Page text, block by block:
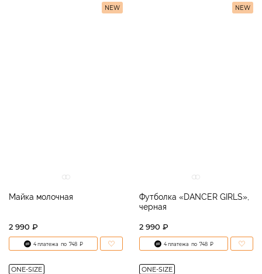
NEW
Майка молочная
2 990 ₽
4 платежа по 748 ₽
ONE-SIZE
NEW
Футболка «DANCER GIRLS»,
черная
2 990 ₽
4 платежа по 748 ₽
ONE-SIZE